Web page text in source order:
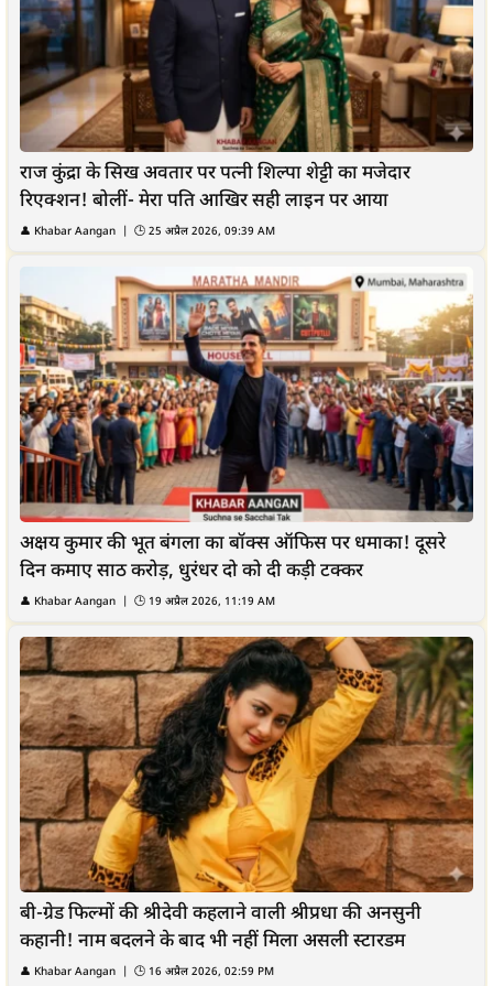
राज कुंद्रा के सिख अवतार पर पत्नी शिल्पा शेट्टी का मजेदार
रिएक्शन! बोलीं- मेरा पति आखिर सही लाइन पर आया
👤 Khabar Aangan | 🕒 25 अप्रैल 2026, 09:39 AM
अक्षय कुमार की भूत बंगला का बॉक्स ऑफिस पर धमाका! दूसरे
दिन कमाए साठ करोड़, धुरंधर दो को दी कड़ी टक्कर
👤 Khabar Aangan | 🕒 19 अप्रैल 2026, 11:19 AM
बी-ग्रेड फिल्मों की श्रीदेवी कहलाने वाली श्रीप्रधा की अनसुनी
कहानी! नाम बदलने के बाद भी नहीं मिला असली स्टारडम
👤 Khabar Aangan | 🕒 16 अप्रैल 2026, 02:59 PM